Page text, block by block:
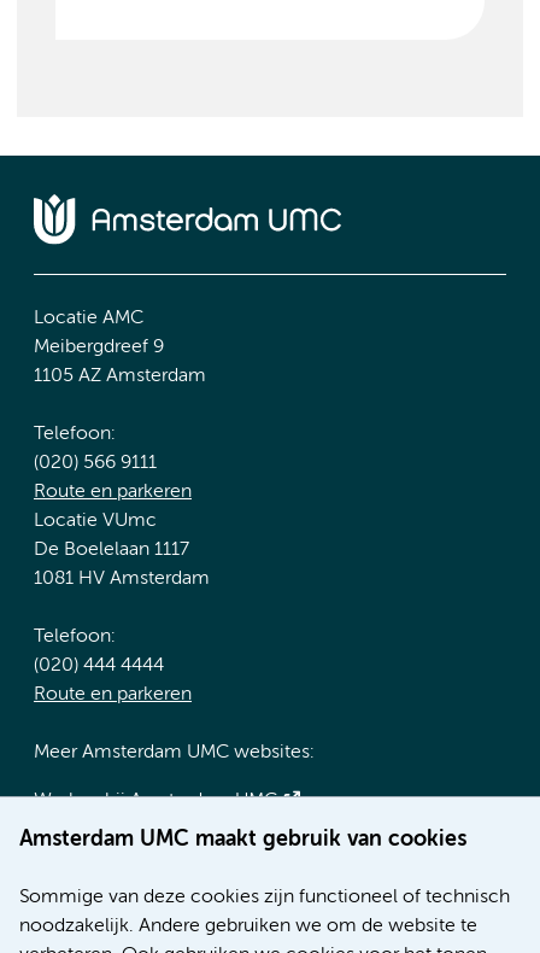
Amsterdam UMC maakt gebruik van cookies
Sommige van deze cookies zijn functioneel of technisch
noodzakelijk. Andere gebruiken we om de website te
Locatie AMC
Meibergdreef 9
1105 AZ Amsterdam
Telefoon:
(020) 566 9111
Route en parkeren
Locatie VUmc
De Boelelaan 1117
1081 HV Amsterdam
Telefoon:
(020) 444 4444
Route en parkeren
Meer Amsterdam UMC websites:
Werken bij Amsterdam UMC
Over Amsterdam UMC
Research
Educatie locatie AMC
Educatie locatie VUmc